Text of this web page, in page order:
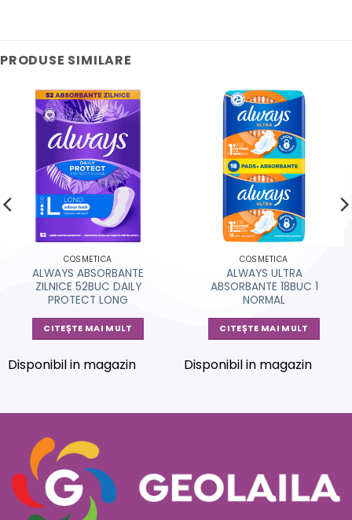
PRODUSE SIMILARE
COSMETICA
ALWAYS ABSORBANTE
ZILNICE 52BUC DAILY
PROTECT LONG
CITEȘTE MAI MULT
Disponibil in magazin
COSMETICA
ALWAYS ULTRA
ABSORBANTE 18BUC 1
NORMAL
CITEȘTE MAI MULT
Disponibil in magazin